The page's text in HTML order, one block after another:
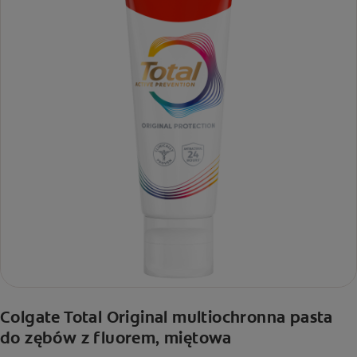
Colgate Total Original multiochronna pasta
do zębów z fluorem, miętowa